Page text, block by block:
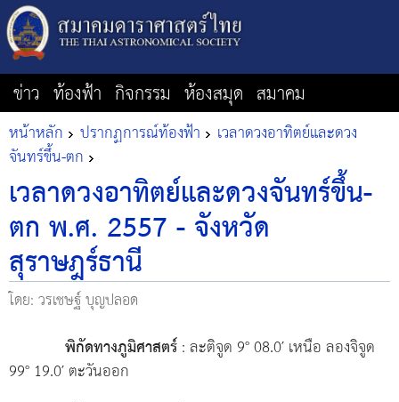
ข่าว ท้องฟ้า กิจกรรม ห้องสมุด สมาคม
หน้าหลัก ปรากฏการณ์ท้องฟ้า เวลาดวงอาทิตย์และดวง
จันทร์ขึ้น-ตก
เวลาดวงอาทิตย์และดวงจันทร์ขึ้น-
ตก พ.ศ. 2557 - จังหวัด
สุราษฎร์ธานี
โดย: วรเชษฐ์ บุญปลอด
พิกัดทางภูมิศาสตร์: ละติจูด 9° 08.0′ เหนือ ลองจิจูด
99° 19.0′ ตะวันออก